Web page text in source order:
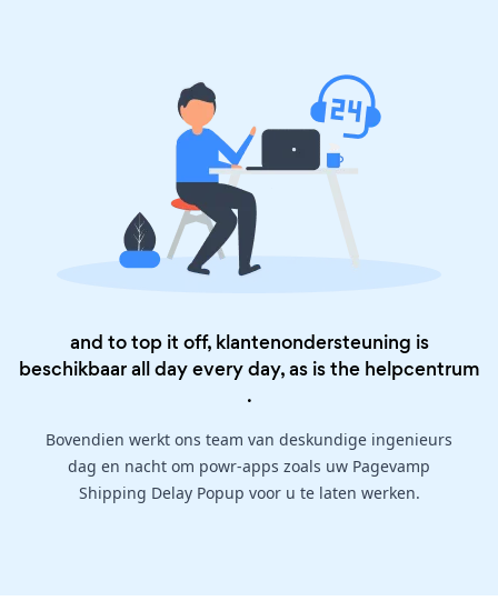
and to top it off, klantenondersteuning is
beschikbaar all day every day, as is the helpcentrum
.
Bovendien werkt ons team van deskundige ingenieurs
dag en nacht om powr-apps zoals uw Pagevamp
Shipping Delay Popup voor u te laten werken.